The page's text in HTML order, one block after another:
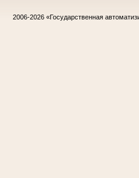
2006-2026 «Государственная